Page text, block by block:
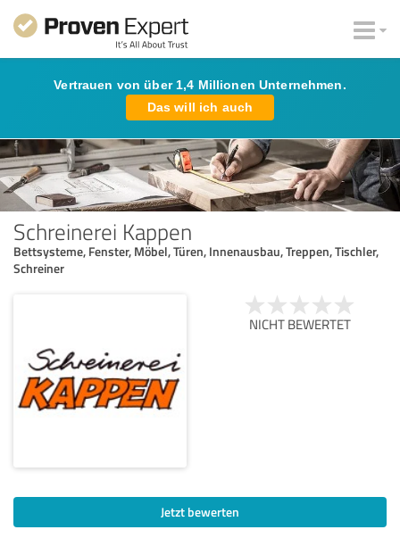
Vertrauen von über 1,4 Millionen Unternehmen.
Das will ich auch
Schreinerei Kappen
Bettsysteme, Fenster, Möbel, Türen, Innenausbau, Treppen, Tischler,
Schreiner
NICHT BEWERTET
Jetzt bewerten